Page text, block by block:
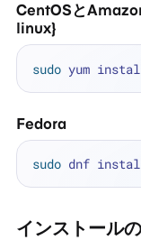
CentOSと
linux}
sudo
Fedora
sudo
インストール